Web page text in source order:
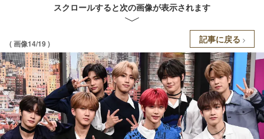
スクロールすると次の画像が表示されます
( 画像14/19 ) 記事に戻る